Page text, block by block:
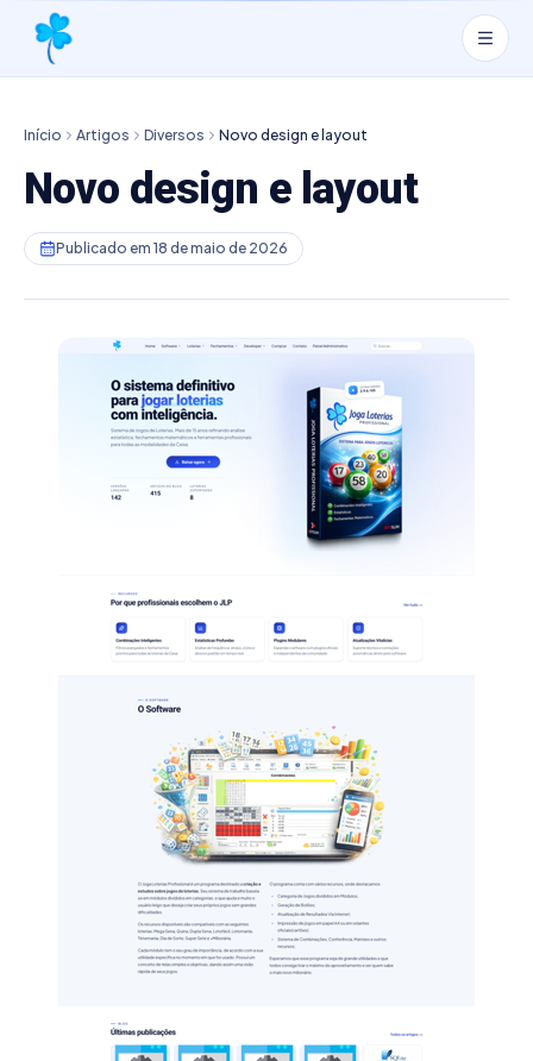
Início Artigos Diversos Novo design e layout
Novo design e layout
Publicado em 18 de maio de 2026